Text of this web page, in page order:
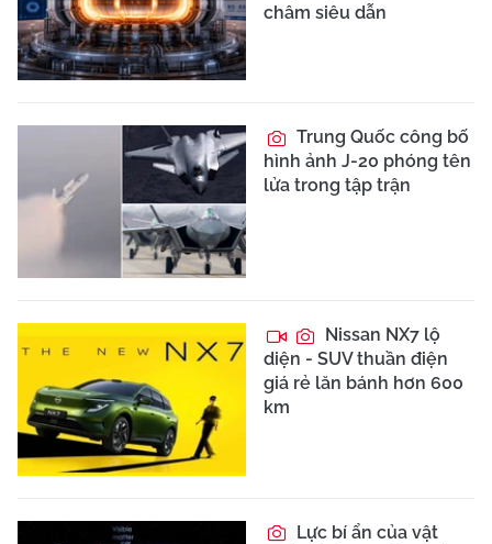
châm siêu dẫn
Trung Quốc công bố
hình ảnh J-20 phóng tên
lửa trong tập trận
Nissan NX7 lộ
diện - SUV thuần điện
giá rẻ lăn bánh hơn 600
km
Lực bí ẩn của vật